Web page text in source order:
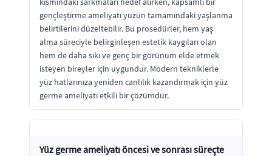
gençleştirme ameliyatı yüzün tamamındaki yaşlanma
belirtilerini düzeltebilir. Bu prosedürler, hem yaş
alma süreciyle belirginleşen estetik kaygıları olan
hem de daha sıkı ve genç bir görünüm elde etmek
isteyen bireyler için uygundur. Modern tekniklerle
yüz hatlarınıza yeniden canlılık kazandırmak için yüz
germe ameliyatı etkili bir çözümdür.
Yüz germe ameliyatı öncesi ve sonrası süreçte